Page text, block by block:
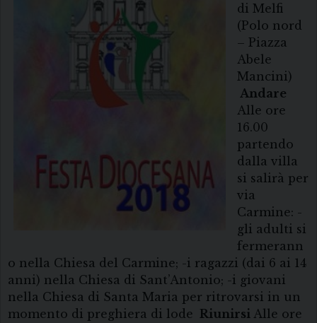
di Melfi
(Polo nord
– Piazza
Abele
Mancini)
Andare
Alle ore
16.00
partendo
dalla villa
si salirà per
via
Carmine: -
gli adulti si
fermerann
o nella Chiesa del Carmine; -i ragazzi (dai 6 ai 14
anni) nella Chiesa di Sant’Antonio; -i giovani
nella Chiesa di Santa Maria per ritrovarsi in un
momento di preghiera di lode Riunirsi Alle ore